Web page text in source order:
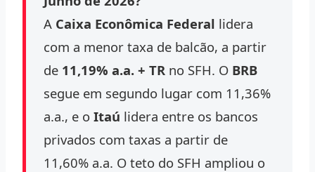
A Caixa Econômica Federal lidera
com a menor taxa de balcão, a partir
de 11,19% a.a. + TR no SFH. O BRB
segue em segundo lugar com 11,36%
a.a., e o Itaú lidera entre os bancos
privados com taxas a partir de
11,60% a.a. O teto do SFH ampliou o